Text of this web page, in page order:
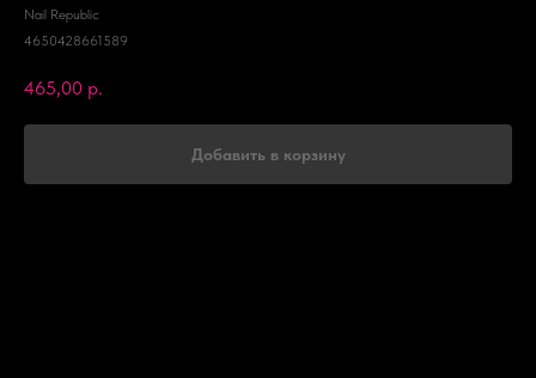
Nail Republic
4650428661589
465,00 р.
Добавить в корзину